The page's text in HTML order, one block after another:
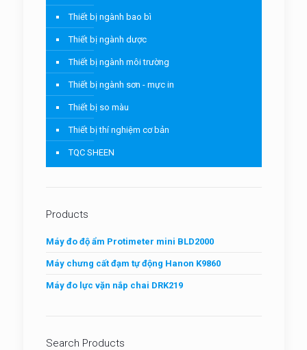
Thiết bị ngành bao bì
Thiết bị ngành dược
Thiết bị ngành môi trường
Thiết bị ngành sơn - mực in
Thiết bị so màu
Thiết bị thí nghiệm cơ bản
TQC SHEEN
Products
Máy đo độ ẩm Protimeter mini BLD2000
Máy chưng cất đạm tự động Hanon K9860
Máy đo lực vặn nắp chai DRK219
Search Products